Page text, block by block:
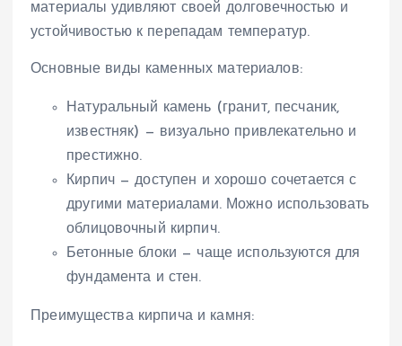
материалы удивляют своей долговечностью и
устойчивостью к перепадам температур.
Основные виды каменных материалов:
Натуральный камень (гранит, песчаник,
известняк) — визуально привлекательно и
престижно.
Кирпич — доступен и хорошо сочетается с
другими материалами. Можно использовать
облицовочный кирпич.
Бетонные блоки — чаще используются для
фундамента и стен.
Преимущества кирпича и камня: